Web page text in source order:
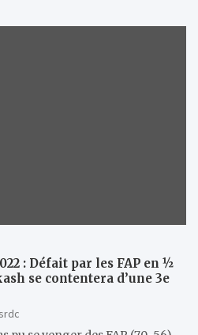
: Défait par les FAP en ½
se contentera d’une 3e